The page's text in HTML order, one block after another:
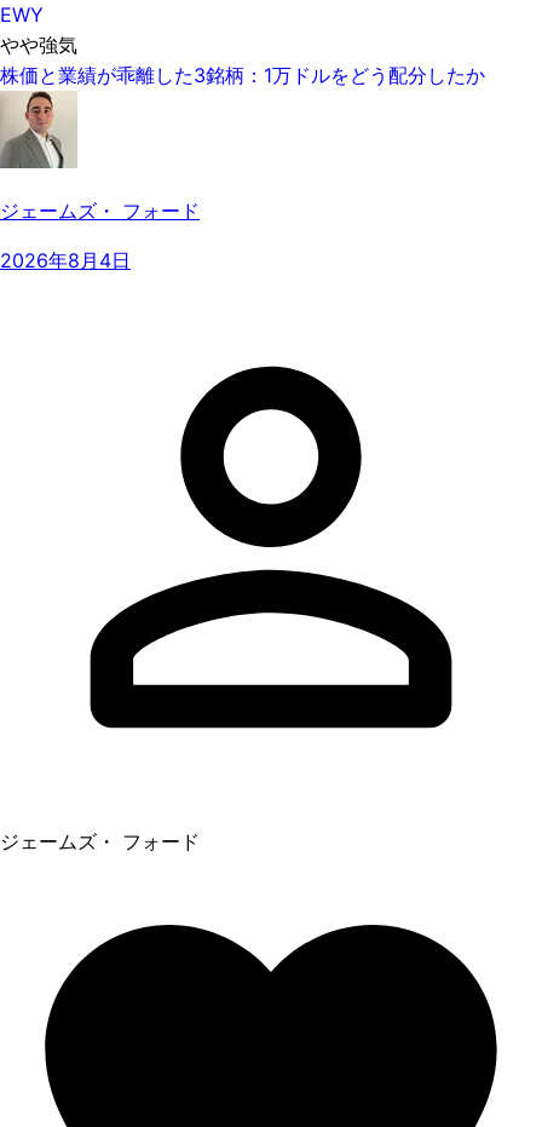
EWY
やや強気
株価と業績が乖離した3銘柄：1万ドルをどう配分したか
ジェームズ・ フォード
2026年8月4日
ジェームズ・ フォード